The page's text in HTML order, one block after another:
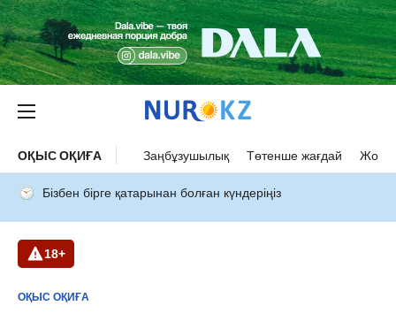
ОҚЫС ОҚИҒА Заңбұзушылық Төтенше жағдай Жол
Бізбен бірге қатарынан болған күндеріңіз
18+
ОҚЫС ОҚИҒА